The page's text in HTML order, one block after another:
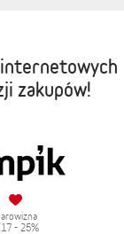
zakupów!
- 25%